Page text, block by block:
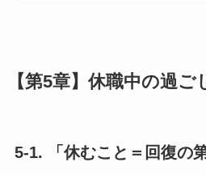
【第5章】休職中の過
5-1. 「休むこと＝回復の第